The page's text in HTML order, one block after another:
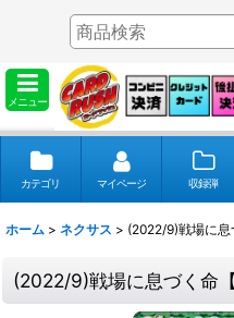
メニュー
カテゴリ マイページ 収録弾
ホーム > ネクサス > (2022/9)戦場に息
(2022/9)戦場に息づく命